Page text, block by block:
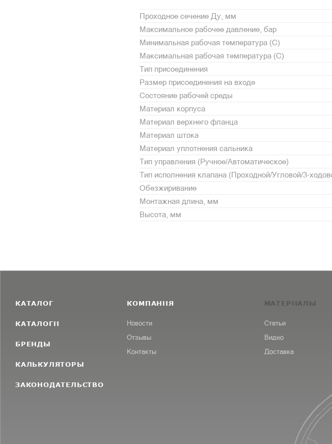
Проходное сечение Ду, мм
Максимальное рабочее давление, бар
Минимальная рабочая температура (С)
Максимальная рабочая температура (С)
Тип присоединения
Размер присоединения на входе
Состояние рабочей среды
Материал корпуса
Материал верхнего фланца
Материал штока
Материал уплотнения сальника
Тип управления (Ручное/Автоматическое)
Тип исполнения клапана (Проходной/Угловой/3-
Обезжиривание
Монтажная длина, мм
Высота, мм
КАТАЛОГ
КАТАЛОГИ
БРЕНДЫ
КАЛЬКУЛЯТОРЫ
ЗАКОНОДАТЕЛЬСТВО
КОМПАНИЯ
Новости
Отзывы
Контакты
МАТЕРИАЛЫ
Статьи
Видео
Доставка